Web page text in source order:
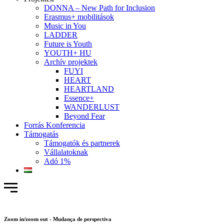
DONNA – New Path for Inclusion
Erasmus+ mobilitások
Music in You
LADDER
Future is Youth
YOUTH+ HU
Archív projektek
FUYI
HEART
HEARTLAND
Essence+
WANDERLUST
Beyond Fear
Forrás Konferencia
Támogatás
Támogatók és partnerek
Vállalatoknak
Adó 1%
Zoom in/zoom out - Mudança de perspectiva